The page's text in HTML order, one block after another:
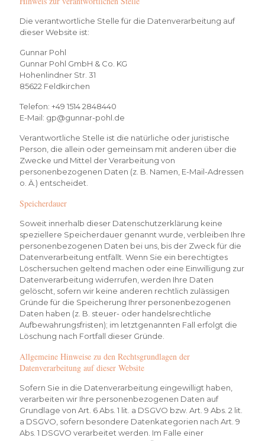
Die verantwortliche Stelle für die Datenverarbeitung auf
dieser Website ist:
Gunnar Pohl
Gunnar Pohl GmbH & Co. KG
Hohenlindner Str. 31
85622 Feldkirchen
Telefon: +49 1514 2848440
E-Mail: gp@gunnar-pohl.de
Verantwortliche Stelle ist die natürliche oder juristische
Person, die allein oder gemeinsam mit anderen über die
Zwecke und Mittel der Verarbeitung von
personenbezogenen Daten (z. B. Namen, E-Mail-Adressen
o. Ä.) entscheidet.
Speicherdauer
Soweit innerhalb dieser Datenschutzerklärung keine
speziellere Speicherdauer genannt wurde, verbleiben Ihre
personenbezogenen Daten bei uns, bis der Zweck für die
Datenverarbeitung entfällt. Wenn Sie ein berechtigtes
Löschersuchen geltend machen oder eine Einwilligung zur
Datenverarbeitung widerrufen, werden Ihre Daten
gelöscht, sofern wir keine anderen rechtlich zulässigen
Gründe für die Speicherung Ihrer personenbezogenen
Daten haben (z. B. steuer- oder handelsrechtliche
Aufbewahrungsfristen); im letztgenannten Fall erfolgt die
Löschung nach Fortfall dieser Gründe.
Allgemeine Hinweise zu den Rechtsgrundlagen der
Datenverarbeitung auf dieser Website
Sofern Sie in die Datenverarbeitung eingewilligt haben,
verarbeiten wir Ihre personenbezogenen Daten auf
Grundlage von Art. 6 Abs. 1 lit. a DSGVO bzw. Art. 9 Abs. 2 lit.
a DSGVO, sofern besondere Datenkategorien nach Art. 9
Abs. 1 DSGVO verarbeitet werden. Im Falle einer